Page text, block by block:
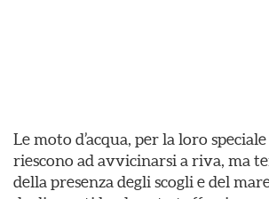
Le moto d’acqua, per la loro
riescono ad avvicinarsi a riva, ma
della presenza degli scogli e del